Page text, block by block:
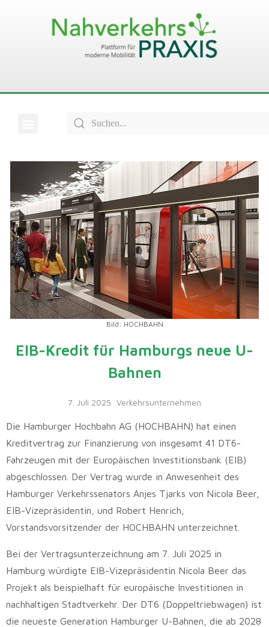
Bild: HOCHBAHN
EIB-Kredit für Hamburgs neue U-
Bahnen
7. Juli 2025 Verkehrsunternehmen
Die Hamburger Hochbahn AG (HOCHBAHN) hat einen
Kreditvertrag zur Finanzierung von insgesamt 41 DT6-
Fahrzeugen mit der Europäischen Investitionsbank (EIB)
abgeschlossen. Der Vertrag wurde in Anwesenheit des
Hamburger Verkehrssenators Anjes Tjarks von Nicola Beer,
EIB-Vizepräsidentin, und Robert Henrich,
Vorstandsvorsitzender der HOCHBAHN unterzeichnet.
Bei der Vertragsunterzeichnung am 7. Juli 2025 in
Hamburg würdigte EIB-Vizepräsidentin Nicola Beer das
Projekt als beispielhaft für europäische Investitionen in
nachhaltigen Stadtverkehr. Der DT6 (Doppeltriebwagen) ist
die neueste Generation Hamburger U-Bahnen, die ab 2028